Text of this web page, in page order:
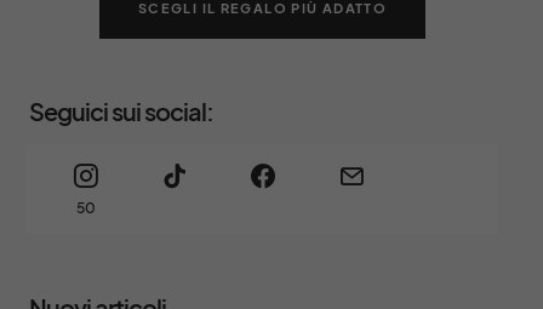
SCEGLI IL REGALO PIÙ ADATTO
Seguici sui social:
50